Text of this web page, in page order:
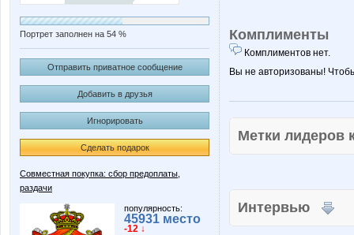
Портрет заполнен на 54 %
Отправить приватное сообщение
Добавить в друзья
Игнорировать
Сделать подарок
Совместная покупка: сбор предоплаты,
раздачи
популярность:
45931 место
-12 ↓
Комплименты
Комплиментов нет.
Вы не авторизованы!
Метки
Интервью